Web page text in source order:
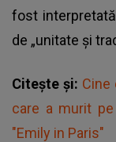
fost
de „unitate și
Citește și: Cine
care a murit
"Emily in Paris"